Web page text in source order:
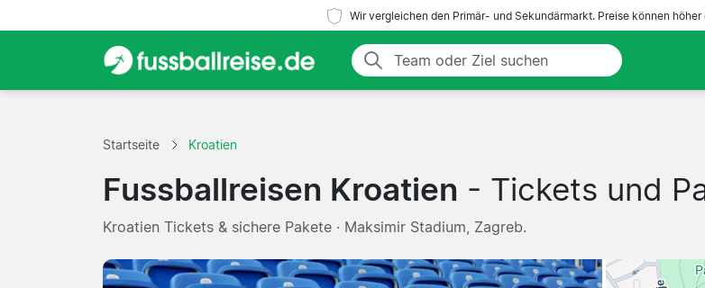
Wir vergleichen den Primär- und Sekundärmarkt. Preise können
Startseite Kroatien
Fussballreisen Kroatien - Tickets und
Kroatien Tickets & sichere Pakete · Maksimir Stadium, Zagreb.